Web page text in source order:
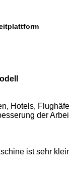
Hotels,
der
ist sehr